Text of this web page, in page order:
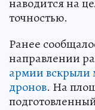
наводится на
точностью.
Ранее
направлении
армии вскрыли
дронов. На